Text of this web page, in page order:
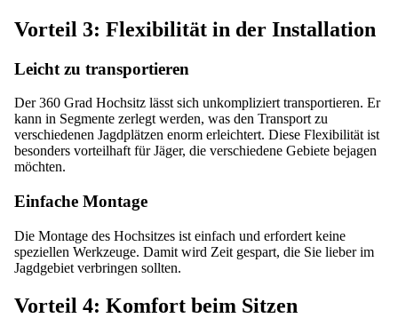
Vorteil 3: Flexibilität in der Installation
Leicht zu transportieren
Der 360 Grad Hochsitz lässt sich unkompliziert transportieren. Er
kann in Segmente zerlegt werden, was den Transport zu
verschiedenen Jagdplätzen enorm erleichtert. Diese Flexibilität ist
besonders vorteilhaft für Jäger, die verschiedene Gebiete bejagen
möchten.
Einfache Montage
Die Montage des Hochsitzes ist einfach und erfordert keine
speziellen Werkzeuge. Damit wird Zeit gespart, die Sie lieber im
Jagdgebiet verbringen sollten.
Vorteil 4: Komfort beim Sitzen